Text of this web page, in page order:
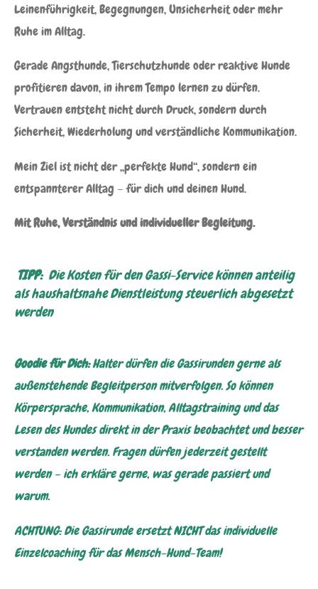
Leinenführigkeit, Begegnungen, Unsicherheit oder mehr
Ruhe im Alltag.
Gerade Angsthunde, Tierschutzhunde oder reaktive Hunde
profitieren davon, in ihrem Tempo lernen zu dürfen.
Vertrauen entsteht nicht durch Druck, sondern durch
Sicherheit, Wiederholung und verständliche Kommunikation.
Mein Ziel ist nicht der „perfekte Hund“, sondern ein
entspannterer Alltag – für dich und deinen Hund.
Mit Ruhe, Verständnis und individueller Begleitung.
TIPP: Die Kosten für den Gassi-Service können anteilig
als haushaltsnahe Dienstleistung steuerlich abgesetzt
werden
Goodie für Dich:Halter dürfen die Gassirunden gerne als
außenstehende Begleitperson mitverfolgen. So können
Körpersprache, Kommunikation, Alltagstraining und das
Lesen des Hundes direkt in der Praxis beobachtet und besser
verstanden werden. Fragen dürfen jederzeit gestellt
werden – ich erkläre gerne, was gerade passiert und
warum.
ACHTUNG: Die Gassirunde ersetzt NICHT das individuelle
Einzelcoaching für das Mensch-Hund-Team!